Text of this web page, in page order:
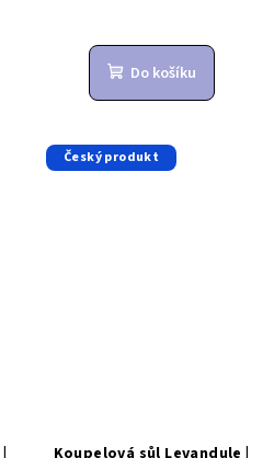
Do košíku
Český produkt
Koupelová sůl Levandule |